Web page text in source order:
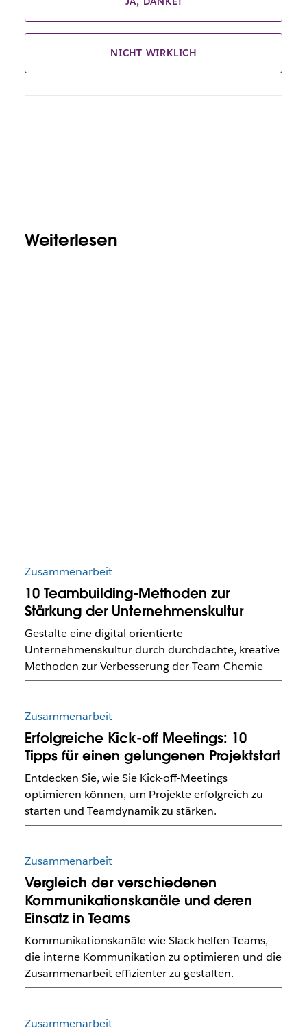
NICHT WIRKLICH
Weiterlesen
Zusammenarbeit
10 Teambuilding-Methoden zur
Stärkung der Unternehmenskultur
Gestalte eine digital orientierte
Unternehmenskultur durch durchdachte, kreative
Methoden zur Verbesserung der Team-Chemie
Zusammenarbeit
Erfolgreiche Kick-off Meetings: 10
Tipps für einen gelungenen Projektstart
Entdecken Sie, wie Sie Kick-off-Meetings
optimieren können, um Projekte erfolgreich zu
starten und Teamdynamik zu stärken.
Zusammenarbeit
Vergleich der verschiedenen
Kommunikationskanäle und deren
Einsatz in Teams
Kommunikationskanäle wie Slack helfen Teams,
die interne Kommunikation zu optimieren und die
Zusammenarbeit effizienter zu gestalten.
Zusammenarbeit